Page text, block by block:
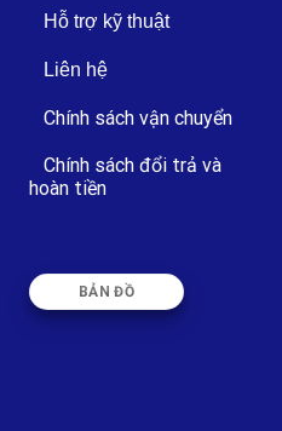
Hỗ trợ kỹ thuật
Liên hệ
Chính sách vận chuyển
Chính sách đổi trả và
hoàn tiền
BẢN ĐỒ